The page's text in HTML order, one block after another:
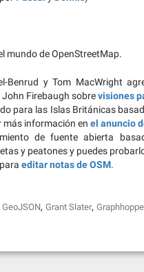
mundo de OpenStreetMap.
Benrud y Tom MacWright
Firebaugh sobrevisiones
para las Islas Británicas
más información en el anuncio
de fuente abierta
y peatones y puedes
editar notas de OSM.
GeoJSON, Grant Slater,